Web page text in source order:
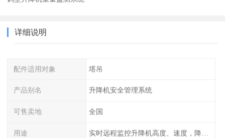
详细说明
配件适用对象 塔吊
产品别名 升降机安全管理系统
可售卖地 全国
用途